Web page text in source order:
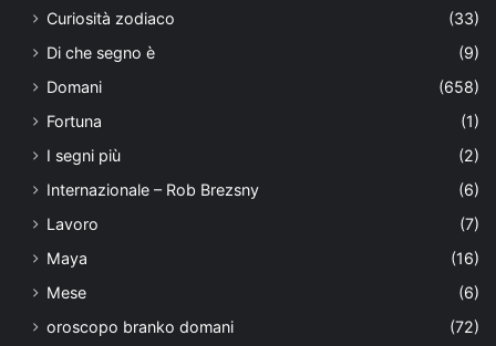
Curiosità zodiaco
(33)
Di che segno è
(9)
Domani
(658)
Fortuna
(1)
I segni più
(2)
Internazionale – Rob Brezsny
(6)
Lavoro
(7)
Maya
(16)
Mese
(6)
oroscopo branko domani
(72)